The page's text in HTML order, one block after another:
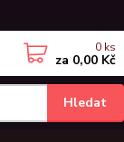
Hledat
0 ks
za 0,00 Kč